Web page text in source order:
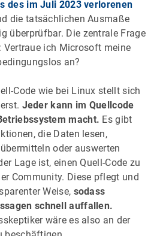
des im Juli 2023 verlorenen
die tatsächlichen Ausmaße
überprüfbar. Die zentrale Frage
Vertraue ich Microsoft meine
an?
Code wie bei Linux stellt sich
Jeder kann im Quellcode
macht. Es gibt
die Daten lesen,
oder auswerten
Lage ist, einen Quell-Code zu
Community. Diese pflegt und
Weise, sodass
schnell auffallen.
wäre es also an der